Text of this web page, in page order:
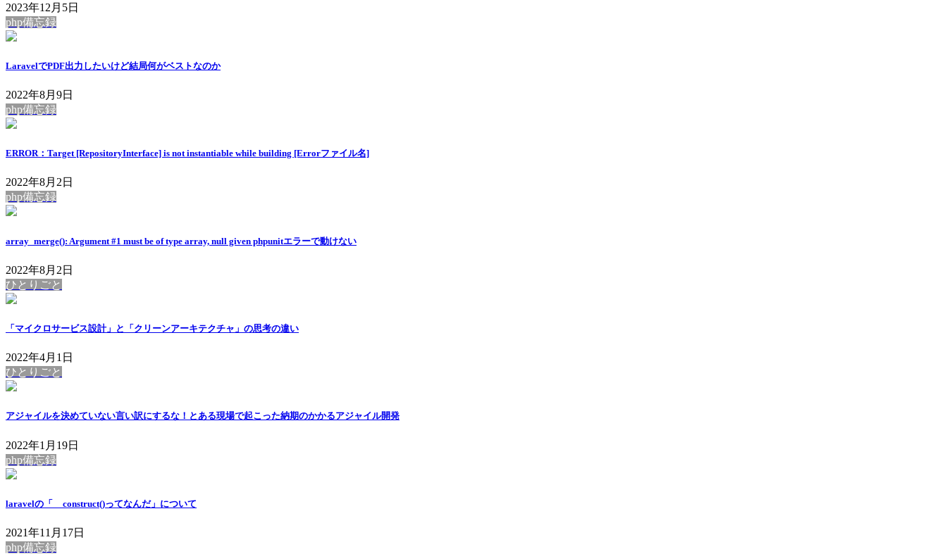
2023年12月5日
php備忘録
LaravelでPDF出力したいけど結局何がベストなのか
2022年8月9日
php備忘録
ERROR：Target [RepositoryInterface] is not instantiable while building [Errorファイル名]
2022年8月2日
php備忘録
array_merge(): Argument #1 must be of type array, null given phpunitエラーで動けない
2022年8月2日
ひとりごと
「マイクロサービス設計」と「クリーンアーキテクチャ」の思考の違い
2022年4月1日
ひとりごと
アジャイルを決めていない言い訳にするな！とある現場で起こった納期のかかるアジャイル開発
2022年1月19日
php備忘録
laravelの「__construct()ってなんだ」について
2021年11月17日
php備忘録